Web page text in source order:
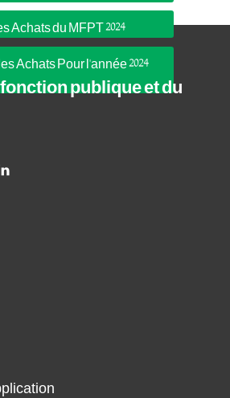
Achats du MFPT 2024
Achats Pour l'année 2024
publique et du